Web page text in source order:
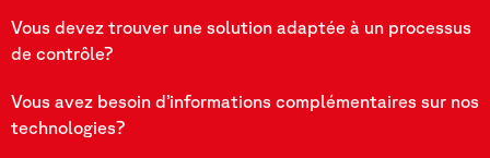
Vous devez trouver une solution adaptée à un processus
de contrôle?
Vous avez besoin d’informations complémentaires sur nos
technologies?